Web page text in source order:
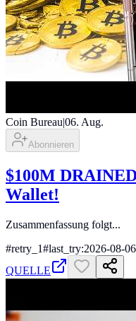
Coin Bureau|06. Aug.
Abonnieren
$100M
Wallet!
Zusammenfassung folgt...
#retry_1#last_try:2026-08-06
QUELLE